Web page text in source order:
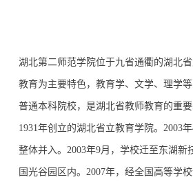
湖北第二师范学院位于九省通衢的湖北
教育为主要特色，教育学、文学、理学
普通本科院校，是湖北省教师教育的重
1931年创立的湖北省立教育学院。2003
整体并入。2003年9月，学校迁至东湖
国光谷园区内。2007年，经全国高等学